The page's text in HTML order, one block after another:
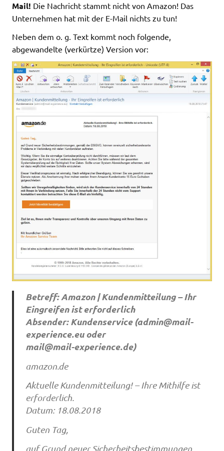
Mail! Die Nachricht stammt nicht von Amazon! Das
Unternehmen hat mit der E-Mail nichts zu tun!
Neben dem o. g. Text kommt noch folgende,
abgewandelte (verkürtze) Version vor:
Betreff: Amazon | Kundenmitteilung – Ihr
Eingreifen ist erforderlich
Absender: Kundenservice (admin@mail-
experience.euoder
mail@mail-experience.de)
amazon.de
Aktuelle Kundenmitteilung! – Ihre Mithilfe ist
erforderlich.
Datum: 18.08.2018
Guten Tag,
auf Grund neuer Sicherheitsbestimmungen,